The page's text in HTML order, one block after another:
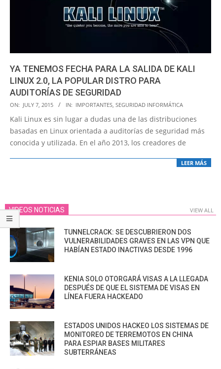
YA TENEMOS FECHA PARA LA SALIDA DE KALI
LINUX 2.0, LA POPULAR DISTRO PARA
AUDITORÍAS DE SEGURIDAD
2015-
07-
07
ON: JULY 7, 2015 IN: IMPORTANTES SEGURIDAD INFORMÁTICA
Kali Linux es sin lugar a dudas una de las distribuciones
basadas en Linux orientada a auditorías de seguridad más
conocida y utilizada. En el año 2013, los creadores de
LEER MÁS
VIDEOS NOTICIAS VIEW ALL
TUNNELCRACK: SE DESCUBRIERON DOS
VULNERABILIDADES GRAVES EN LAS VPN QUE
HABÍAN ESTADO INACTIVAS DESDE 1996
KENIA SOLO OTORGARÁ VISAS A LA LLEGADA
DESPUÉS DE QUE EL SISTEMA DE VISAS EN
LÍNEA FUERA HACKEADO
ESTADOS UNIDOS HACKEO LOS SISTEMAS DE
MONITOREO DE TERREMOTOS EN CHINA
PARA ESPIAR BASES MILITARES
SUBTERRÁNEAS